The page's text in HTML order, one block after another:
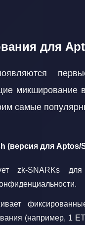
для
микширование
самые
(версия для Aptos/
zk-SNARKs для
(например, 1